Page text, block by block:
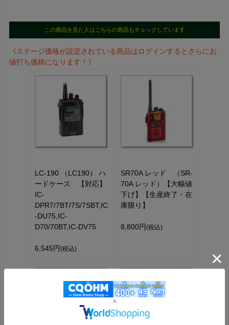
この商品を見た人はこちらの商品もチェックしています
《ステージ価格が設定されている商品はログインするとさらにお
値打ち価格になります！》
LC-190 （LC190） ハ
ードケース 【対応】
IC-
DPR7/7BT/7S/7SBT,IC
-DU75,IC-
D70/70BT,IC-DV75
6,545円 (税込)
SR70A レッド （SR-
70A レッド）【大幅値
下げ】【生産終了・在
庫限り】
8,800円 (税込)